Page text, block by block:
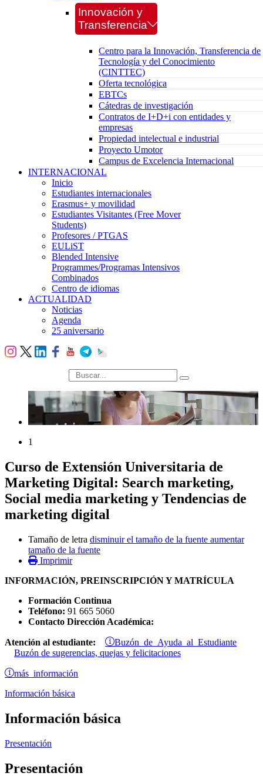
Innovación y
Transferencia
Centro para la Innovación, Transferencia de
Tecnología y del Conocimiento
(CINTTEC)
Oferta tecnológica
EBTCs
Cátedras de investigación
Contratos de I+D+i con entidades y
empresas
Propiedad intelectual e industrial
Proyecto Umotor
Campus de Excelencia Internacional
INTERNACIONAL
Inicio
Estudiantes internacionales
Erasmus+ y movilidad
Estudiantes Visitantes (Free Mover
Students)
Profesores / PTGAS
EULiST
Blended Intensive
Programmes/Programas Intensivos
Combinados
Centro de idiomas
ACTUALIDAD
Noticias
Agenda
25 aniversario
búsqueda
1
Curso de Extensión Universitaria de
Marketing Digital: Search marketing,
Social media marketing y Tendencias de
marketing digital
Tamaño de letra disminuir el tamaño de la fuente aumentar
tamaño de la fuente
Imprimir
INFORMACIÓN, PREINSCRIPCIÓN Y MATRÍCULA
Formación Continua
Teléfono: 91 665 5060
Contacto Dirección Académica:
Atención al estudiante: Buzón de Ayuda al Estudiante
Buzón de sugerencias, quejas y felicitaciones
más información
Información básica
Información básica
Presentación
Presentación